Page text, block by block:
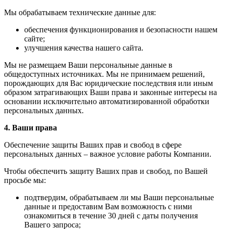
Мы обрабатываем технические данные для:
обеспечения функционирования и безопасности нашем
сайте;
улучшения качества нашего сайта.
Мы не размещаем Ваши персональные данные в
общедоступных источниках. Мы не принимаем решений,
порождающих для Вас юридические последствия или иным
образом затрагивающих Ваши права и законные интересы на
основании исключительно автоматизированной обработки
персональных данных.
4. Ваши права
Обеспечение защиты Ваших прав и свобод в сфере
персональных данных – важное условие работы Компании.
Чтобы обеспечить защиту Ваших прав и свобод, по Вашей
просьбе мы:
подтвердим, обрабатываем ли мы Ваши персональные
данные и предоставим Вам возможность с ними
ознакомиться в течение 30 дней с даты получения
Вашего запроса;